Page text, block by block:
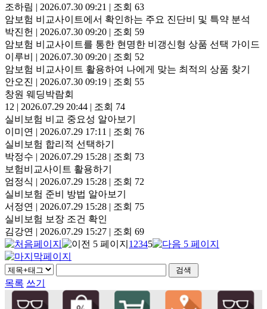
조하림 | 2026.07.30 09:21 | 조회 63
암보험 비교사이트에서 확인하는 주요 진단비 및 특약 분석
박진헌 | 2026.07.30 09:20 | 조회 59
암보험 비교사이트를 통한 현명한 비갱신형 상품 선택 가이드
이루비 | 2026.07.30 09:20 | 조회 52
암보험 비교사이트 활용하여 나에게 맞는 최적의 상품 찾기
안오진 | 2026.07.30 09:19 | 조회 55
창원 웨딩박람회
12 | 2026.07.29 20:44 | 조회 74
실비보험 비교 중요성 알아보기
이미연 | 2026.07.29 17:11 | 조회 76
실비보험 합리적 선택하기
박정수 | 2026.07.29 15:28 | 조회 73
보험비교사이트 활용하기
엄정식 | 2026.07.29 15:28 | 조회 72
실비보험 준비 방법 알아보기
서정연 | 2026.07.29 15:28 | 조회 75
실비보험 보장 조건 확인
김강연 | 2026.07.29 15:27 | 조회 69
1 2345
목록 쓰기